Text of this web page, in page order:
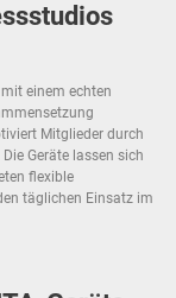
einem echten
Mitglieder durch
Geräte lassen sich
flexible
täglichen Einsatz im